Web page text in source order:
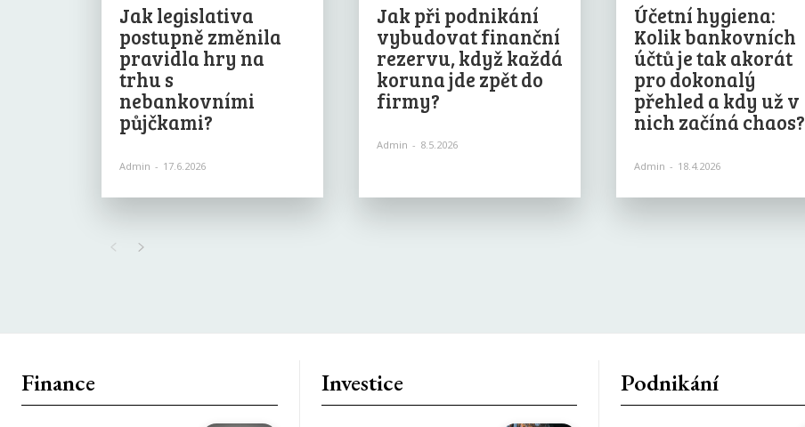
Jak legislativa
postupně změnila
pravidla hry na
trhu s
nebankovními
půjčkami?
Admin - 17.6.2026
Jak při podnikání
vybudovat finanční
rezervu, když každá
koruna jde zpět do
firmy?
Admin - 8.5.2026
Účetní hygiena:
Kolik bankovních
účtů je tak akorát
pro dokonalý
přehled a kdy už v
nich začíná chaos?
Admin - 18.4.2026
Finance Investice Podnikání